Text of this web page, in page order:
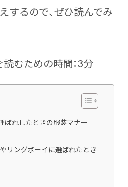
するので、ぜひ読んでみ
むための時間：3分
ばれしたときの服装マナー
リングボーイに選ばれたとき